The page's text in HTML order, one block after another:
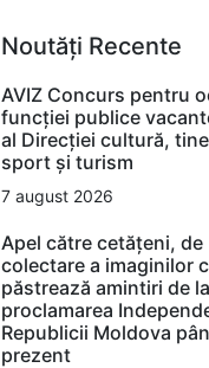
Noutăți Recente
AVIZ Concurs pentru
funcţiei publice
al Direcţiei cultură,
sport şi turism
7 august 2026
Apel către cetățeni, de
colectare a imaginilor
păstrează amintiri de la
proclamarea
Republicii Moldova
prezent